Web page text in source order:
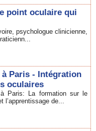
point oculaire qui
psychologue clinicienne,
Paris - Intégration
oculaires
Paris: La formation sur le
l’apprentissage de...